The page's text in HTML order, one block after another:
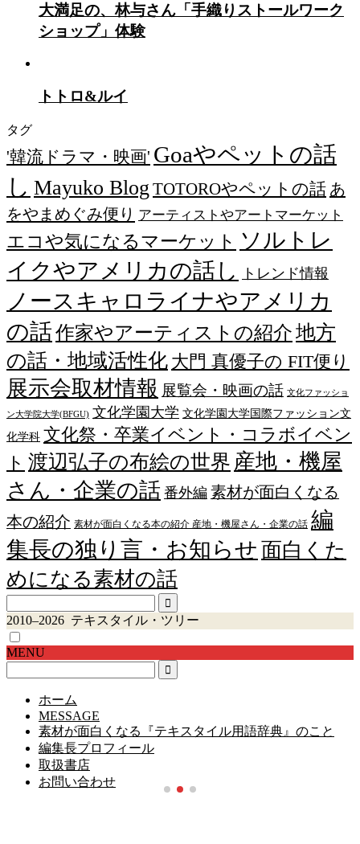
大満足の、林与さん「手織りストールワーク
ショップ」体験
トトロ&ルイ
タグ
'韓流ドラマ・映画' Goaやペットの話
し Mayuko Blog TOTOROやペットの話 あ
をやまめぐみ便り アーティストやアートマーケット
エコや気になるマーケット ソルトレ
イクやアメリカの話し
トレンド情報
ノースキャロライナやアメリカ
の話作家やアーティストの紹介地方
の話・地域活性化 大門 真優子の FIT便り
展示会取材情報 展覧会・映画の話 文化ファッショ
ン大学院大学(BFGU) 文化学園大学 文化学園大学国際ファッション文
化学科 文化祭・卒業イベント・コラボイベン
ト 渡辺弘子の布絵の世界 産地・機屋
さん・企業の話 番外編 素材が面白くなる
本の紹介 素材が面白くなる本の紹介 産地・機屋さん・企業の話 編
集長の独り言・お知らせ 面白くた
めになる素材の話
2010–2026 テキスタイル・ツリー
MENU
ホーム
MESSAGE
素材が面白くなる『テキスタイル用語辞典』のこと
編集長プロフィール
取扱書店
お問い合わせ